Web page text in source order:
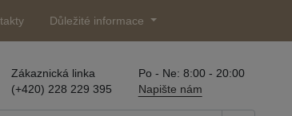
Důležité informace
Zákaznická linka
(+420) 228 229 395
Po - Ne: 8:00 - 20:00
Napište nám